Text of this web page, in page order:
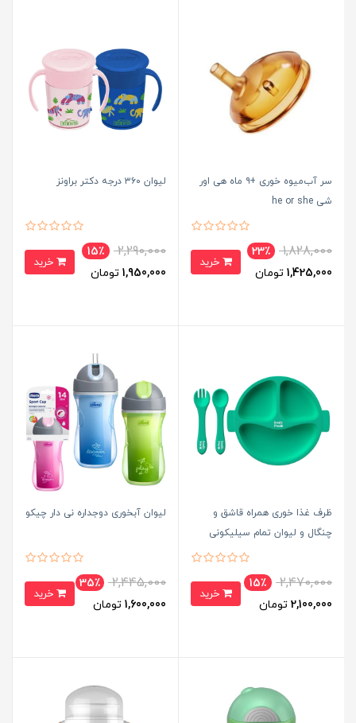
سر آب‌میوه خوری +۹ ماه هی اور
شی he or she
1,828,000
23٪
1,425,000 تومان
لیوان ۳۶۰ درجه دکتر براونز
2,290,000
15٪
1,950,000 تومان
ظرف غذا خوری همراه قاشق و
چنگال و لیوان تمام سیلیکونی
2,470,000
15٪
2,100,000 تومان
لیوان آبخوری دوجداره نی دار چیکو
2,445,000
35٪
1,600,000 تومان